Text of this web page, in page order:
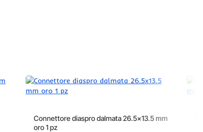
Connettore diaspro dalmata 26.5x13.5 mm
oro 1 pz